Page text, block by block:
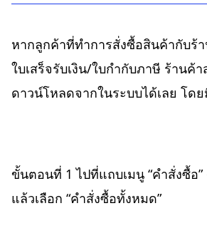
เข้าสู่ระบบ / สมัครสมา
หากลูกค้าที่ทำการสั่งซื้อสินค้ากับร้
ใบเสร็จรับเงิน/ใบกำกับภาษี ร้านค้
ดาวน์โหลดจากในระบบได้เลย โด
ขั้นตอนที่ 1 ไปที่แถบเมนู “คำสั่งซื้อ
แล้วเลือก “คำสั่งซื้อทั้งหมด”